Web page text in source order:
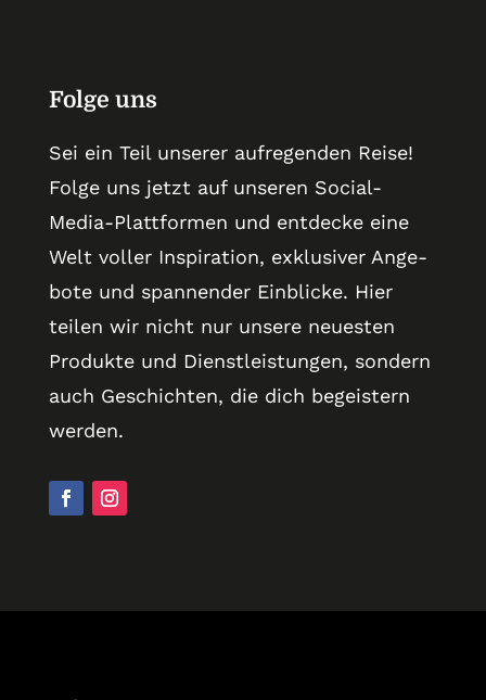
Folge uns
Sei ein Teil unserer auf­regenden Reise!
Folge uns jetzt auf unseren Social-
Media-Platt­formen und entdecke eine
Welt voller Inspiration, exklusiver Ange­
bote und spannender Ein­blicke. Hier
teilen wir nicht nur unsere neuesten
Pro­dukte und Dienst­lei­stungen, sondern
auch Geschichten, die dich begeistern
werden.